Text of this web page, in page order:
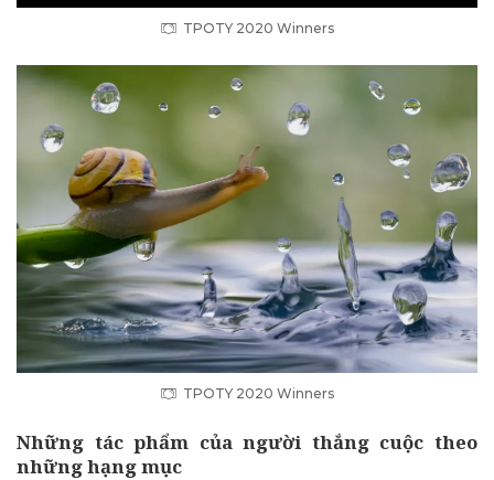
TPOTY 2020 Winners
TPOTY 2020 Winners
Những tác phẩm của người thắng cuộc theo
những hạng mục